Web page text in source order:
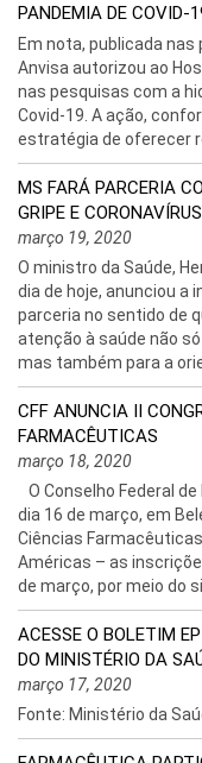
PANDEMIA DE COVID-
Em nota, publicada nas
Anvisa autorizou ao
nas pesquisas com a
Covid-19. A ação,
estratégia de oferecer
MS FARÁ PARCERIA
GRIPE E CORONAVÍRUS
março 19, 2020
O ministro da Saúde,
dia de hoje, anunciou a
parceria no sentido de
atenção à saúde não
mas também para a
CFF ANUNCIA II
FARMACÊUTICAS
março 18, 2020
O Conselho Federal
dia 16 de março, em
Ciências
Américas – as
de março, por meio do
ACESSE O BOLETIM
DO MINISTÉRIO DA
março 17, 2020
Fonte: Ministério da